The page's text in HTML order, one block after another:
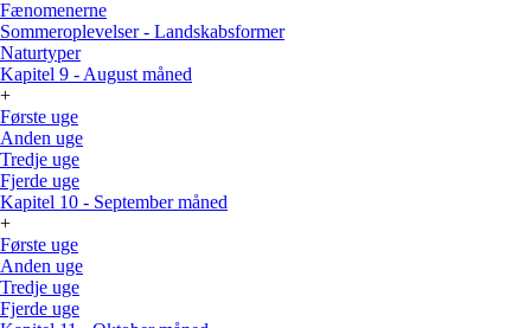
Fænomenerne
Sommeroplevelser - Landskabsformer
Naturtyper
Kapitel 9 - August måned
+
Første uge
Anden uge
Tredje uge
Fjerde uge
Kapitel 10 - September måned
+
Første uge
Anden uge
Tredje uge
Fjerde uge